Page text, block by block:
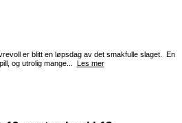
er blitt en løpsdag av det smakfulle slaget. En
og utrolig mange... Les mer